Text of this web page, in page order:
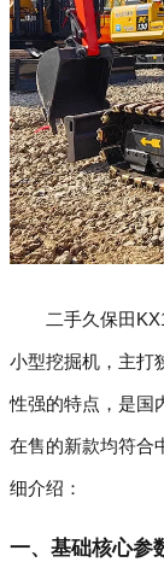
二手久保田
小型挖掘机，主打
性强的特点，是国
在售的新款均符合
细介绍：
一、基础核心参